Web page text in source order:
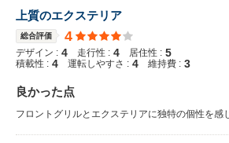
上質のエクステリア
総合評価 4
デザイン : 4 走行性 : 4 居住性 : 5
積載性 : 4 運転しやすさ : 4 維持費 : 3
良かった点
フロントグリルとエクステリアに独特の個性を感